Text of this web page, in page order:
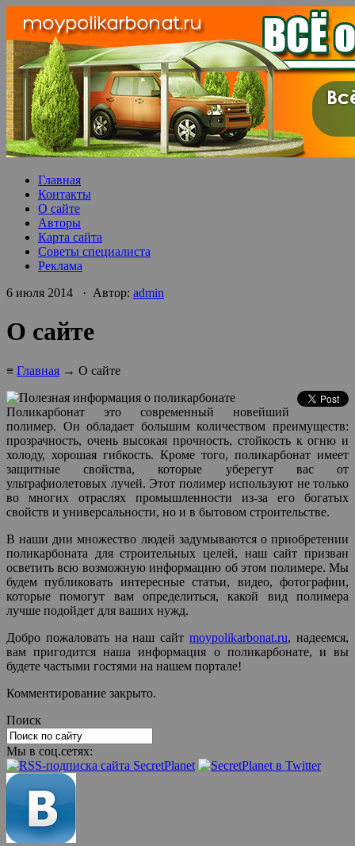
Главная
Контакты
О сайте
Авторы
Карта сайта
Советы специалиста
Реклама
6 июля 2014 · Автор: admin
О сайте
≡ Главная → О сайте
Поликарбонат это современный новейший
полимер. Он обладает большим количеством преимуществ:
прозрачность, очень высокая прочность, стойкость к огню и
холоду, хорошая гибкость. Кроме того, поликарбонат имеет
защитные свойства, которые уберегут вас от
ультрафиолетовых лучей. Этот полимер используют не только
во многих отраслях промышленности из-за его богатых
свойств и универсальности, но и в бытовом строительстве.
В наши дни множество людей задумываются о приобретении
поликарбоната для строительных целей, наш сайт призван
осветить всю возможную информацию об этом полимере. Мы
будем публиковать интересные статьи, видео, фотографии,
которые помогут вам определиться, какой вид полимера
лучше подойдет для ваших нужд.
Добро пожаловать на наш сайтmoypolikarbonat.ru, надеемся,
вам пригодится наша информация о поликарбонате, и вы
будете частыми гостями на нашем портале!
Комментирование закрыто.
Поиск
Мы в соц.сетях: